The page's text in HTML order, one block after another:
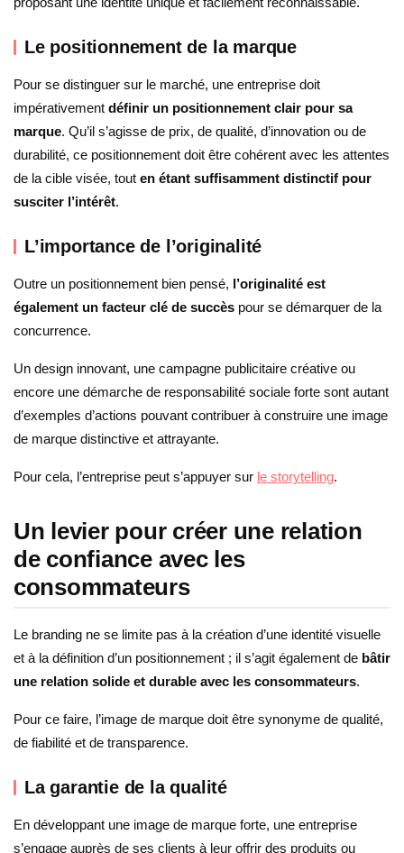
Le positionnement de la marque
Pour se distinguer sur le marché, une entreprise doit
impérativement définir un positionnement clair pour sa
marque. Qu’il s’agisse de prix, de qualité, d’innovation ou de
durabilité, ce positionnement doit être cohérent avec les attentes
de la cible visée, tout en étant suffisamment distinctif pour
susciter l’intérêt.
L’importance de l’originalité
Outre un positionnement bien pensé, l’originalité est
également un facteur clé de succès pour se démarquer de la
concurrence.
Un design innovant, une campagne publicitaire créative ou
encore une démarche de responsabilité sociale forte sont autant
d’exemples d’actions pouvant contribuer à construire une image
de marque distinctive et attrayante.
Pour cela, l’entreprise peut s’appuyer sur le storytelling.
Un levier pour créer une relation
de confiance avec les
consommateurs
Le branding ne se limite pas à la création d’une identité visuelle
et à la définition d’un positionnement ; il s’agit également de bâtir
une relation solide et durable avec les consommateurs.
Pour ce faire, l’image de marque doit être synonyme de qualité,
de fiabilité et de transparence.
La garantie de la qualité
En développant une image de marque forte, une entreprise
s’engage auprès de ses clients à leur offrir des produits ou